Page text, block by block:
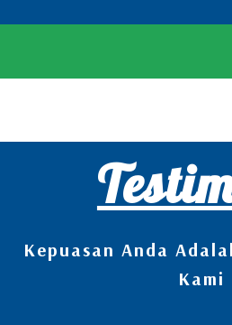
Kepuasan Anda
Kami